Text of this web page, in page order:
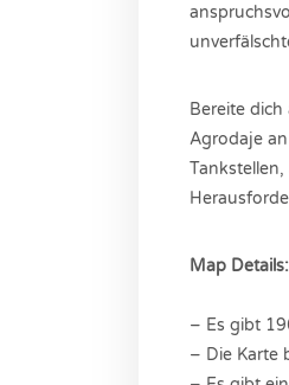
Bereite
Agrodaje
Map Details:
– Es gibt
– Die Karte